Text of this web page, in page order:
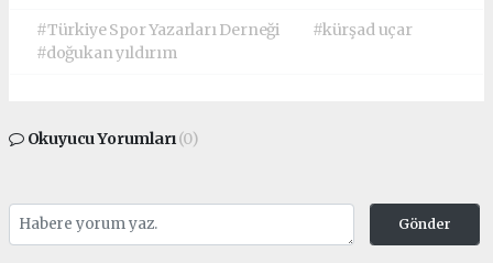
#Türkiye Spor Yazarları Derneği
#kürşad uçar
#doğukan yıldırım
Okuyucu Yorumları(0)
Gönder